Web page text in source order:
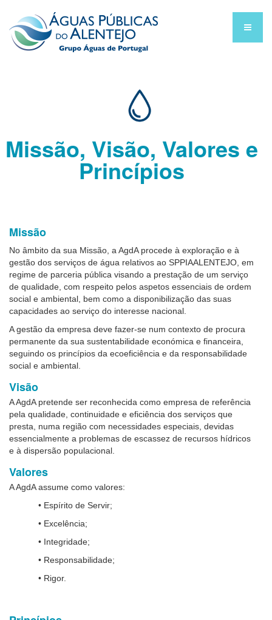
Missão, Visão, Valores e
Princípios
Missão
No âmbito da sua Missão, a AgdA procede à exploração e à
gestão dos serviços de água relativos ao SPPIAALENTEJO, em
regime de parceria pública visando a prestação de um serviço
de qualidade, com respeito pelos aspetos essenciais de ordem
social e ambiental, bem como a disponibilização das suas
capacidades ao serviço do interesse nacional.
A gestão da empresa deve fazer-se num contexto de procura
permanente da sua sustentabilidade económica e financeira,
seguindo os princípios da ecoeficiência e da responsabilidade
social e ambiental.
Visão
A AgdA pretende ser reconhecida como empresa de referência
pela qualidade, continuidade e eficiência dos serviços que
presta, numa região com necessidades especiais, devidas
essencialmente a problemas de escassez de recursos hídricos
e à dispersão populacional.
Valores
A AgdA assume como valores:
• Espírito de Servir;
• Excelência;
• Integridade;
• Responsabilidade;
• Rigor.